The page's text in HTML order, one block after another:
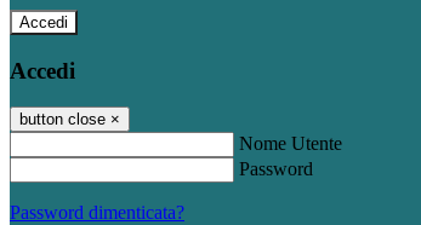
Accedi
Accedi
button close ×
Nome Utente
Password
Password dimenticata?